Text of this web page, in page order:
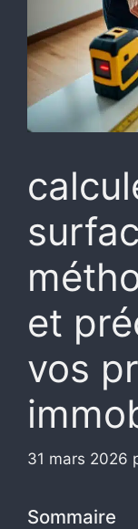
et
vos
31 mars 2026
Sommaire